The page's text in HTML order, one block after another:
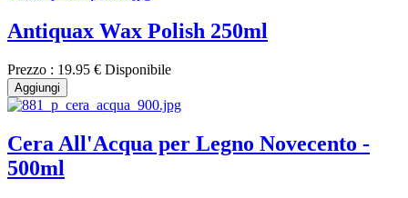
Antiquax Wax Polish 250ml
Prezzo : 19.95 € Disponibile
Aggiungi
Cera All'Acqua per Legno Novecento -
500ml